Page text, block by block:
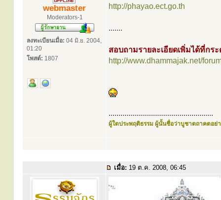
webmaster
Moderators-1
ลงทะเบียนเมื่อ: 04 มิ.ย. 2004,
01:20
โพสต์: 1807
http://phayao.ect.go.th
.......
สอบถามรายละเอียดเพิ่มได้ที่กร
http://www.dhammajak.net/
.....................................................
ผู้ใดประพฤติธรรม ผู้นั้นชื่อว่าบูชาตถาคตอย่า
เมื่อ: 19 ต.ค. 2008, 06:45